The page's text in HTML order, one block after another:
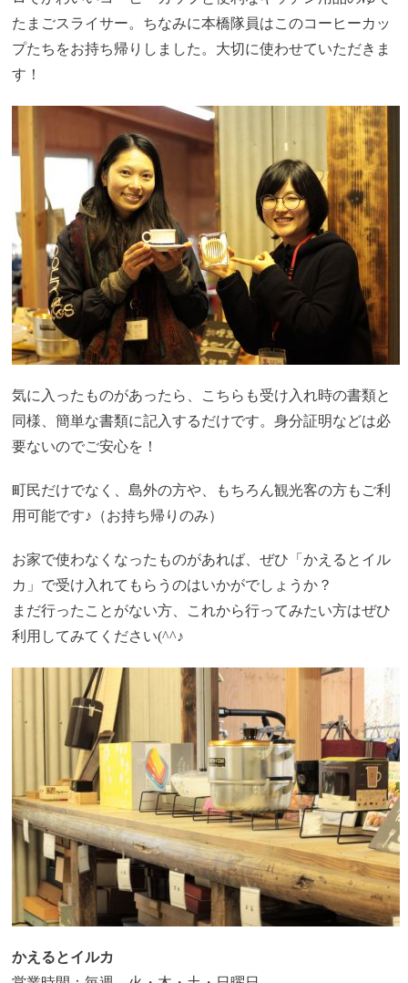
たまごスライサー。ちなみに本橋隊員はこのコーヒーカッ
プたちをお持ち帰りしました。大切に使わせていただきま
す！
気に入ったものがあったら、こちらも受け入れ時の書類と
同様、簡単な書類に記入するだけです。身分証明などは必
要ないのでご安心を！
町民だけでなく、島外の方や、もちろん観光客の方もご利
用可能です♪（お持ち帰りのみ）
お家で使わなくなったものがあれば、ぜひ「かえるとイル
カ」で受け入れてもらうのはいかがでしょうか？
まだ行ったことがない方、これから行ってみたい方はぜひ
利用してみてください(^^♪
かえるとイルカ